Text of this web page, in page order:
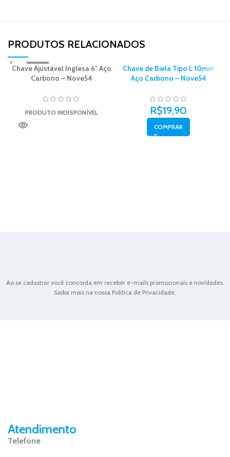
PRODUTOS RELACIONADOS​
ESGOTADO
Chave Ajustável Inglesa 6″ Aço
Carbono – Nove54
PRODUTO INDISPONÍVEL
Chave de Biela Tipo L 10mm
Aço Carbono – Nove54
R$19,90
COMPRAR
Ao se cadastrar você concorda em receber e-mails promocionais e novidades.
Saiba mais na nossa Politica de Privacidade.
Atendimento
Telefone